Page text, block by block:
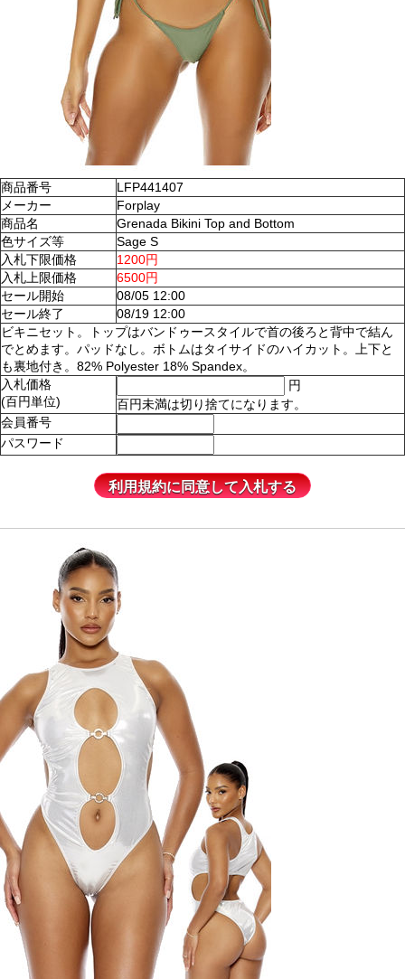
商品番号
LFP441407
メーカー
Forplay
商品名
Grenada Bikini Top and Bottom
色サイズ等
Sage S
入札下限価格
1200円
入札上限価格
6500円
セール開始
08/05 12:00
セール終了
08/19 12:00
ビキニセット。トップはバンドゥースタイルで首の後ろと背中で結ん
でとめます。パッドなし。ボトムはタイサイドのハイカット。上下と
も裏地付き。82% Polyester 18% Spandex。
入札価格
(百円単位)
円
百円未満は切り捨てになります。
会員番号
パスワード